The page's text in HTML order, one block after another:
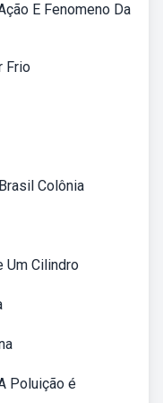
E Fenomeno Da
Frio
Colônia
Um Cilindro
Poluição é